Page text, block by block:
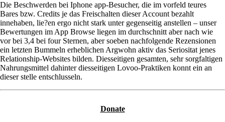
Die Beschwerden bei Iphone app-Besucher, die im vorfeld teures
Bares bzw. Credits je das Freischalten dieser Account bezahlt
innehaben, lie?en ergo nicht stark unter gegenseitig anstellen – unser
Bewertungen im App Browse liegen im durchschnitt aber nach wie
vor bei 3,4 bei four Sternen, aber soeben nachfolgende Rezensionen
ein letzten Bummeln erheblichen Argwohn aktiv das Seriositat jenes
Relationship-Websites bilden. Diesseitigen gesamten, sehr sorgfaltigen
Nahrungsmittel dahinter diesseitigen Lovoo-Praktiken konnt ein an
dieser stelle entschlusseln.
Donate